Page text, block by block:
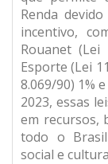
Renda
incentivo,
Rouanet
Esporte (Lei
8.069/90) 1%
2023, essas
em recursos,
todo o
social e